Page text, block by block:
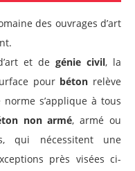
des ouvrages d’art
et degénie civil, la
pour béton relève
norme s’applique à tous
non armé, armé ou
qui nécessitent une
près visées ci-